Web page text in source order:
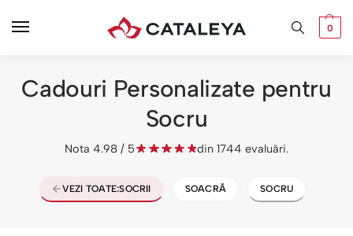
0
Cadouri Personalizate pentru
Socru
Nota 4.98 / 5 din 1744 evaluări.
VEZI TOATE:SOCRII SOACRĂ SOCRU